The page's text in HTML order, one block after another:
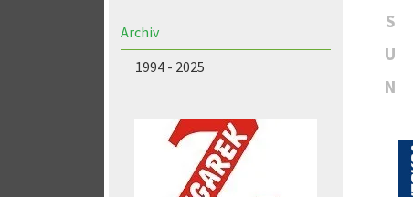
Archiv
1994 - 2025
S
U
N